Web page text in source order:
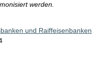
werden.
und Raiffeisenbanken